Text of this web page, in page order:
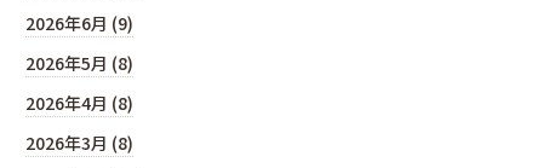
2026年6月 (9)
2026年5月 (8)
2026年4月 (8)
2026年3月 (8)